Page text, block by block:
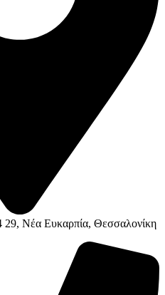
Νέα Ευκαρπία, Θεσσαλονίκη